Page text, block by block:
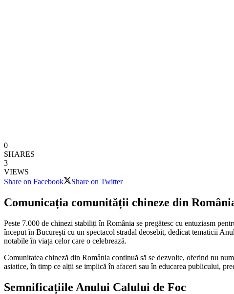
0
SHARES
3
VIEWS
Share on Facebook
Share on Twitter
Comunicația comunității chineze din
Peste 7.000 de chinezi stabiliți în România se pregătesc cu entuziasm
început în București cu un spectacol stradal deosebit, dedicat tematicii
notabile în viața celor care o celebrează.
Comunitatea chineză din România continuă să se dezvolte, oferind nu
asiatice, în timp ce alții se implică în afaceri sau în educarea publicului,
Semnificațiile Anului Calului de Foc